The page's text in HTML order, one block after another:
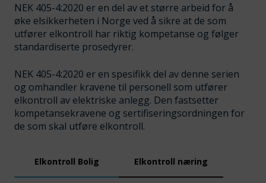
NEK 405-4:2020 er en del av et større arbeid for å
øke elsikkerheten i Norge ved å sikre at de som
utfører elkontroll har riktig kompetanse og følger
standardiserte prosedyrer.
NEK 405-4:2020 er en spesifikk del av denne serien
og omhandler kravene til personell som utfører
elkontroll av elektriske anlegg. Den fastsetter
kompetansekravene og sertifiseringsordningen for
de som skal utføre elkontroll.
Elkontroll Bolig Elkontroll næring